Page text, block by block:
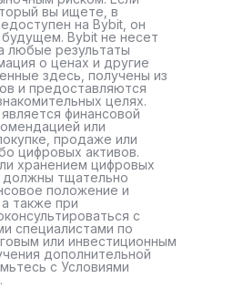
вы ищете, в
на Bybit, он
Bybit не несет
любые результаты
о ценах и другие
здесь, получены из
и предоставляются
целях.
финансовой
или
продаже или
цифровых активов.
хранением цифровых
должны тщательно
положение и
также при
с
специалистами по
или инвестиционным
дополнительной
с Условиями